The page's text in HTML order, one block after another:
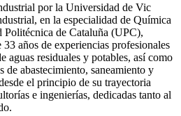
por la Universidad de Vic
en la especialidad de Química
de Cataluña (UPC),
años de experiencias profesionales
aguas residuales y potables, así como
de abastecimiento, saneamiento y
el principio de su trayectoria
e ingenierías, dedicadas tanto al